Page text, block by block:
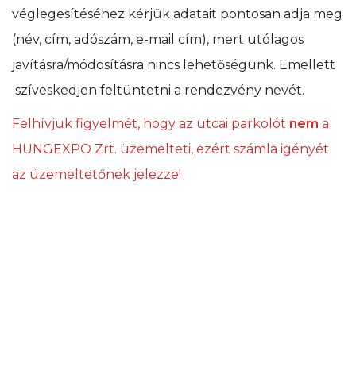
véglegesítéséhez kérjük adatait pontosan adja meg
(név, cím, adószám, e-mail cím), mert utólagos
javításra/módosításra nincs lehetőségünk. Emellett
szíveskedjen feltüntetni a rendezvény nevét.
Felhívjuk figyelmét, hogy az utcai parkolót nem a
HUNGEXPO Zrt. üzemelteti, ezért számla igényét
az üzemeltetőnek jelezze!